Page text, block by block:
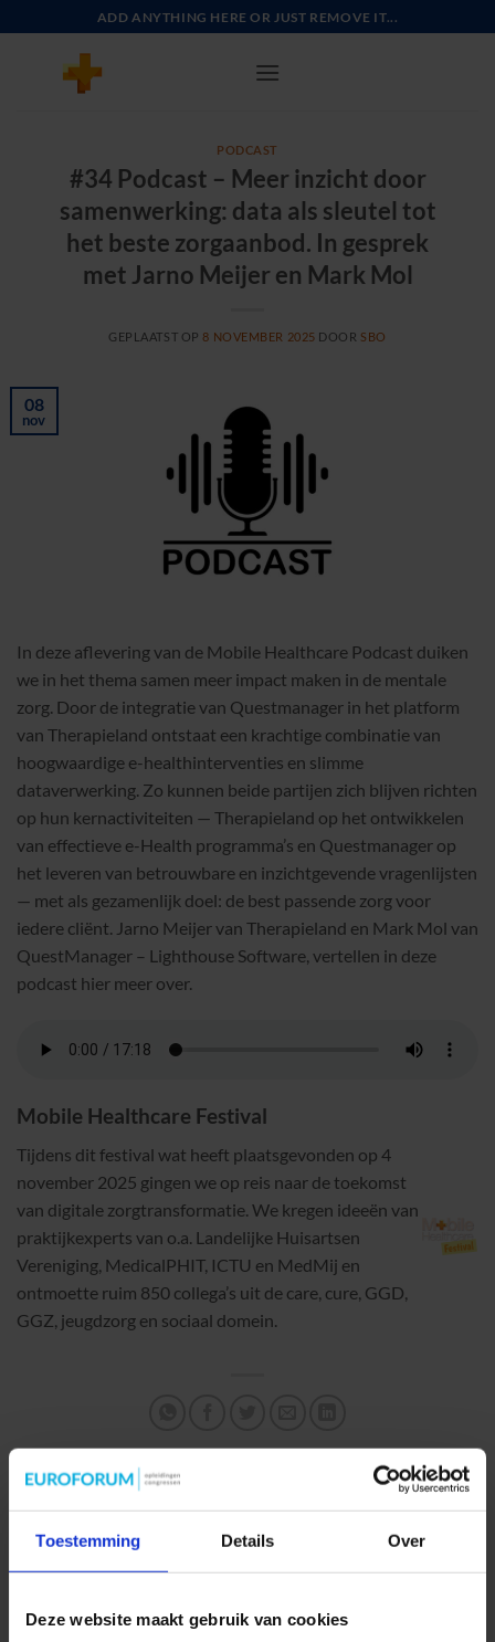
Toestemming Details Over
Deze website maakt gebruik van cookies
naar
ADD ANYTHING HERE OR JUST REMOVE IT...
PODCAST
#34 Podcast – Meer inzicht door
samenwerking: data als sleutel tot
het beste zorgaanbod. In gesprek
met Jarno Meijer en Mark Mol
GEPLAATST OP8 NOVEMBER 2025 DOOR SBO
08
nov
In deze aflevering van de Mobile Healthcare Podcast duiken
we in het thema samen meer impact maken in de mentale
zorg. Door de integratie van Questmanager in het platform
van Therapieland ontstaat een krachtige combinatie van
hoogwaardige e-healthinterventies en slimme
dataverwerking. Zo kunnen beide partijen zich blijven richten
op hun kernactiviteiten — Therapieland op het ontwikkelen
van effectieve e-Health programma’s en Questmanager op
het leveren van betrouwbare en inzichtgevende vragenlijsten
— met als gezamenlijk doel: de best passende zorg voor
iedere cliënt. Jarno Meijer van Therapieland en Mark Mol van
QuestManager – Lighthouse Software, vertellen in deze
podcast hier meer over.
Mobile Healthcare Festival
Tijdens dit festival wat heeft plaatsgevonden op 4
november 2025 gingen we op reis naar de toekomst
van digitale zorgtransformatie. We kregen ideeën van
praktijkexperts van o.a. Landelijke Huisartsen
Vereniging, MedicalPHIT, ICTU en MedMij en
ontmoette ruim 850 collega’s uit de care, cure, GGD,
GGZ, jeugdzorg en sociaal domein.
Dit bericht is gepost in link.
SBO
Het Studiecentrum voor Bedrijf en